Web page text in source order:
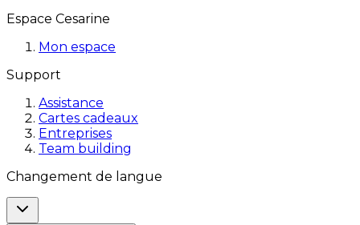
Espace Cesarine
Mon espace
Support
Assistance
Cartes cadeaux
Entreprises
Team building
Changement de langue